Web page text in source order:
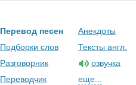
Перевод песен
Подборки слов
Разговорник
Переводчик
Анекдоты
Тексты англ.
озвучка
еще...